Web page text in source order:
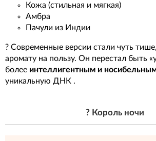
Кожа (стильная и мягкая)
Амбра
Пачули из Индии
? Современные версии стали чуть
аромату на пользу. Он перестал быть
более интеллигентным и
уникальную ДНК .
? Король ночи